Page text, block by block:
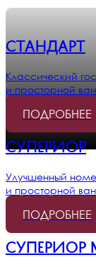
Стандарт
Классический
и просторной
ПОДРОБНЕЕ
Супериор
Улучшенный
и просторной
ПОДРОБНЕЕ
Супериор